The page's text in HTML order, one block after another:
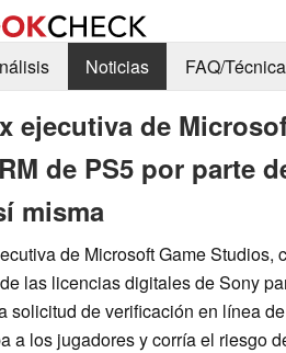
Noticias FAQ/Técnica
ejecutiva de
de PS5 por parte
misma
de Microsoft Game Studios,
las licencias digitales de Sony
solicitud de verificación en línea
a los jugadores y corría el riesgo